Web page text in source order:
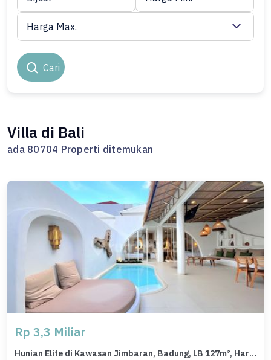
Cari
Harga Max.
Villa di Bali
ada 80704 Properti ditemukan
Rp 3,3 Miliar
Hunian Elite di Kawasan Jimbaran, Badung, LB 127m², Harga 3,3 Miliar